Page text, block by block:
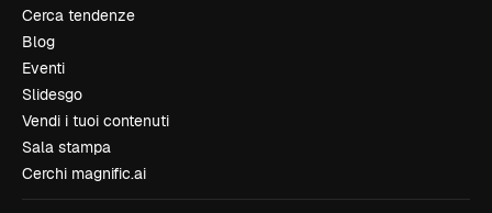
Cerca tendenze
Blog
Eventi
Slidesgo
Vendi i tuoi contenuti
Sala stampa
Cerchi magnific.ai